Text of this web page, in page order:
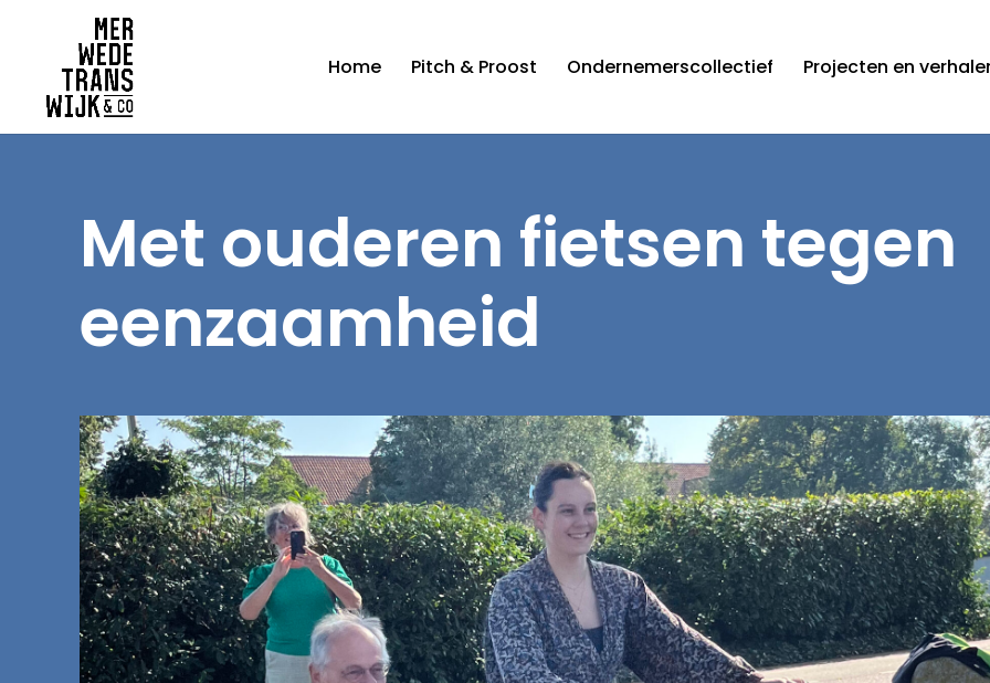
Home Pitch & Proost Ondernemerscollectief Projecten en
Met ouderen fietsen tegen
eenzaamheid